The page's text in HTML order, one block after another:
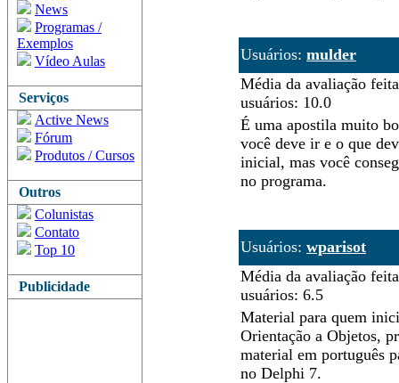
News
Programas /
Exemplos
Vídeo Aulas
Serviços
Active News
Fórum
Produtos / Cursos
Outros
Colunistas
Contato
Top 10
Publicidade
Usuários: mulder
Média da avaliação
usuários: 10.0
É uma apostila muito
você deve ir e o que
inicial, mas você
no programa.
Usuários: wparisot
Média da avaliação
usuários: 6.5
Material para quem
Orientação a Objetos,
material em português
no Delphi 7.